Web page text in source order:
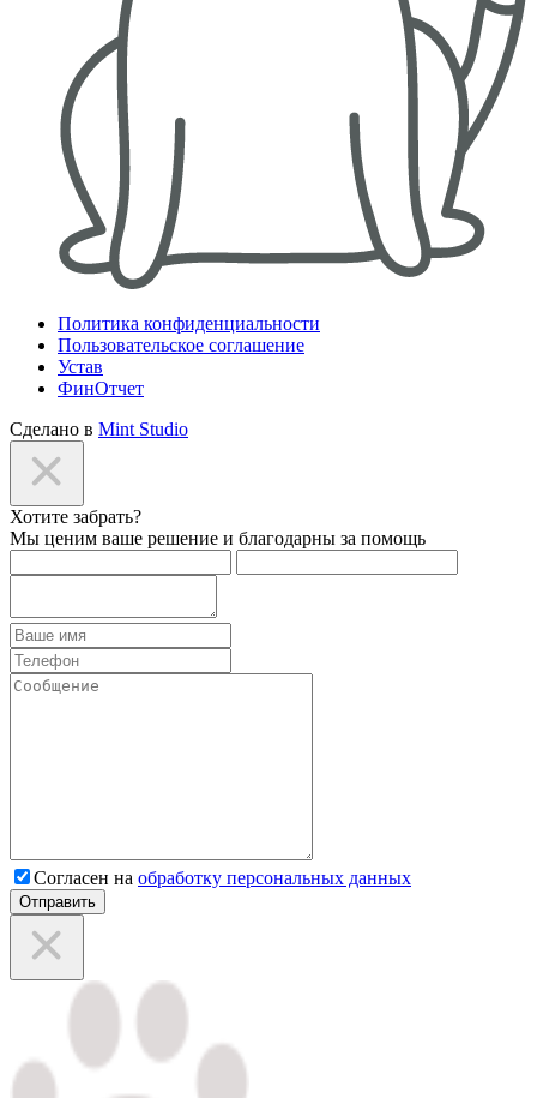
Политика конфиденциальности
Пользовательское соглашение
Устав
ФинОтчет
Сделано в Mint Studio
Хотите забрать?
Мы ценим ваше решение и благодарны за помощь
Согласен на обработку персональных данных
Отправить